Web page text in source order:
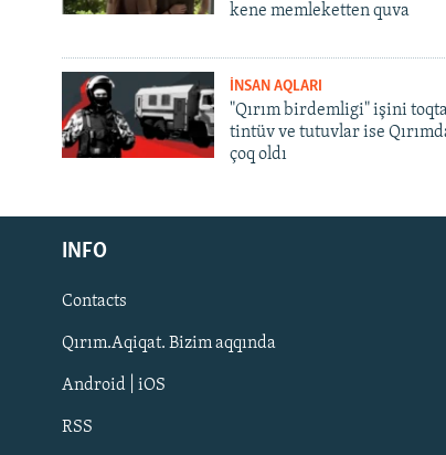
Русский
Українською
QOŞULIÑIZ!
kene memleketten quva
İNSAN AQLARI
"Qırım birdemligi" işini
tintüv ve tutuvlar ise
çoq oldı
INFO
Contacts
Qırım.Aqiqat. Bizim aqqında
Android | iOS
RSS